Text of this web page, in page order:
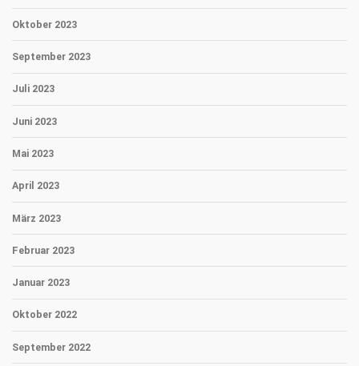
Oktober 2023
September 2023
Juli 2023
Juni 2023
Mai 2023
April 2023
März 2023
Februar 2023
Januar 2023
Oktober 2022
September 2022